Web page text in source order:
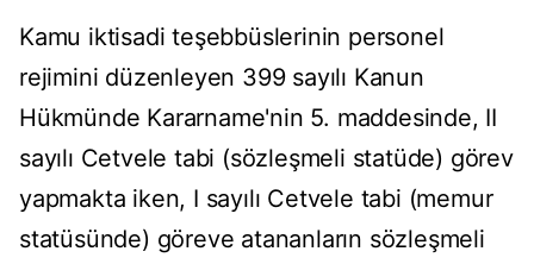
Kamu iktisadi teşebbüslerinin personel
rejimini düzenleyen 399 sayılı Kanun
Hükmünde Kararname'nin 5. maddesinde, II
sayılı Cetvele tabi (sözleşmeli statüde) görev
yapmakta iken, I sayılı Cetvele tabi (memur
statüsünde) göreve atananların sözleşmeli